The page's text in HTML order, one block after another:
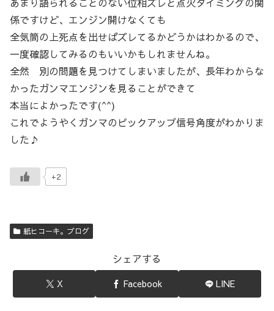
係ですけど、エンジン開けなくても
全気筒の上死点を出せばズレてるかどうかはわかるので、
一度確認してみるのもいいかもしれませんね。
全然 別の問題を見つけてしまいましたが、長年わからな
かったガンマエンジンを見ることができて
本当によかったです(^^)
これでようやくガンマのピックアップ信号角度がわかりま
した♪
+2
紙ヒコーキ。ブログ
シェアする
X Facebook LINE